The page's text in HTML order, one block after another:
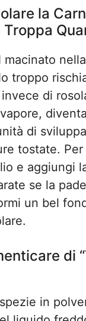
la
troppo
di
di
tostate.
e aggiungi
se la
un bel
di
in